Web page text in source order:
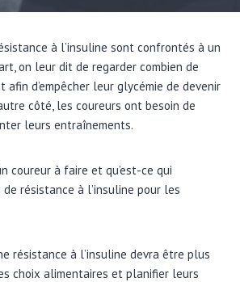
à l’insuline sont confrontés à un
on leur dit de regarder combien de
afin d’empêcher leur glycémie de devenir
côté, les coureurs ont besoin de
leurs entraînements.
coureur à faire et qu’est-ce qui
résistance à l’insuline pour les
résistance à l’insuline devra être plus
choix alimentaires et planifier leurs